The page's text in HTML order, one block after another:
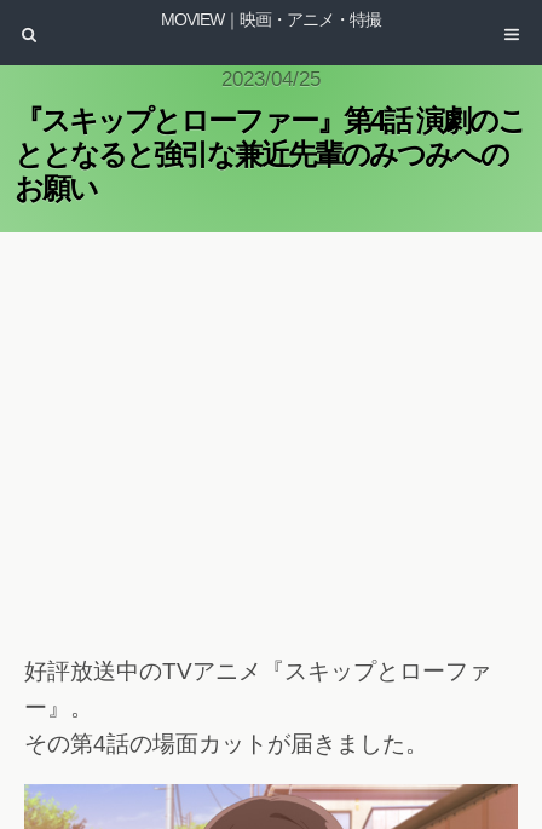
MOVIEW｜映画・アニメ・特撮
2023/04/25
『スキップとローファー』第4話 演劇のこ
ととなると強引な兼近先輩のみつみへの
お願い
好評放送中のTVアニメ『スキップとローファ
ー』。
その第4話の場面カットが届きました。